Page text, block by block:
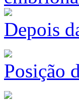
Depois
Posição